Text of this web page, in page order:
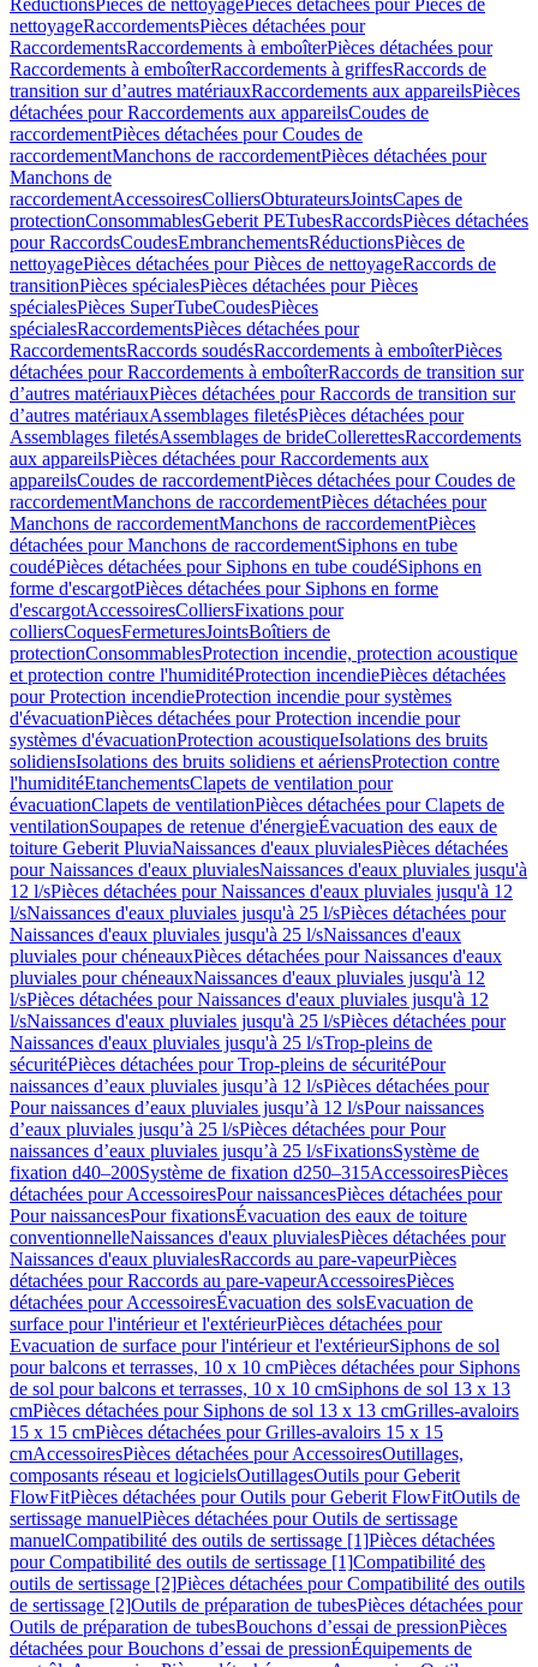
RéductionsPièces de nettoyagePièces détachées pour Pièces de
nettoyageRaccordementsPièces détachées pour
RaccordementsRaccordements à emboîterPièces détachées pour
Raccordements à emboîterRaccordements à griffesRaccords de
transition sur d’autres matériauxRaccordements aux appareilsPièces
détachées pour Raccordements aux appareilsCoudes de
raccordementPièces détachées pour Coudes de
raccordementManchons de raccordementPièces détachées pour
Manchons de
raccordementAccessoiresColliersObturateursJointsCapes de
protectionConsommablesGeberit PETubesRaccordsPièces détachées
pour RaccordsCoudesEmbranchementsRéductionsPièces de
nettoyagePièces détachées pour Pièces de nettoyageRaccords de
transitionPièces spécialesPièces détachées pour Pièces
spécialesPièces SuperTubeCoudesPièces
spécialesRaccordementsPièces détachées pour
RaccordementsRaccords soudésRaccordements à emboîterPièces
détachées pour Raccordements à emboîterRaccords de transition sur
d’autres matériauxPièces détachées pour Raccords de transition sur
d’autres matériauxAssemblages filetésPièces détachées pour
Assemblages filetésAssemblages de brideCollerettesRaccordements
aux appareilsPièces détachées pour Raccordements aux
appareilsCoudes de raccordementPièces détachées pour Coudes de
raccordementManchons de raccordementPièces détachées pour
Manchons de raccordementManchons de raccordementPièces
détachées pour Manchons de raccordementSiphons en tube
coudéPièces détachées pour Siphons en tube coudéSiphons en
forme d'escargotPièces détachées pour Siphons en forme
d'escargotAccessoiresColliersFixations pour
colliersCoquesFermeturesJointsBoîtiers de
protectionConsommablesProtection incendie, protection acoustique
et protection contre l'humiditéProtection incendiePièces détachées
pour Protection incendieProtection incendie pour systèmes
d'évacuationPièces détachées pour Protection incendie pour
systèmes d'évacuationProtection acoustiqueIsolations des bruits
solidiensIsolations des bruits solidiens et aériensProtection contre
l'humiditéEtanchementsClapets de ventilation pour
évacuationClapets de ventilationPièces détachées pour Clapets de
ventilationSoupapes de retenue d'énergieÉvacuation des eaux de
toiture Geberit PluviaNaissances d'eaux pluvialesPièces détachées
pour Naissances d'eaux pluvialesNaissances d'eaux pluviales jusqu'à
12 l/sPièces détachées pour Naissances d'eaux pluviales jusqu'à 12
l/sNaissances d'eaux pluviales jusqu'à 25 l/sPièces détachées pour
Naissances d'eaux pluviales jusqu'à 25 l/sNaissances d'eaux
pluviales pour chéneauxPièces détachées pour Naissances d'eaux
pluviales pour chéneauxNaissances d'eaux pluviales jusqu'à 12
l/sPièces détachées pour Naissances d'eaux pluviales jusqu'à 12
l/sNaissances d'eaux pluviales jusqu'à 25 l/sPièces détachées pour
Naissances d'eaux pluviales jusqu'à 25 l/sTrop-pleins de
sécuritéPièces détachées pour Trop-pleins de sécuritéPour
naissances d’eaux pluviales jusqu’à 12 l/sPièces détachées pour
Pour naissances d’eaux pluviales jusqu’à 12 l/sPour naissances
d’eaux pluviales jusqu’à 25 l/sPièces détachées pour Pour
naissances d’eaux pluviales jusqu’à 25 l/sFixationsSystème de
fixation d40–200Système de fixation d250–315AccessoiresPièces
détachées pour AccessoiresPour naissancesPièces détachées pour
Pour naissancesPour fixationsÉvacuation des eaux de toiture
conventionnelleNaissances d'eaux pluvialesPièces détachées pour
Naissances d'eaux pluvialesRaccords au pare-vapeurPièces
détachées pour Raccords au pare-vapeurAccessoiresPièces
détachées pour AccessoiresÉvacuation des solsEvacuation de
surface pour l'intérieur et l'extérieurPièces détachées pour
Evacuation de surface pour l'intérieur et l'extérieurSiphons de sol
pour balcons et terrasses, 10 x 10 cmPièces détachées pour Siphons
de sol pour balcons et terrasses, 10 x 10 cmSiphons de sol 13 x 13
cmPièces détachées pour Siphons de sol 13 x 13 cmGrilles-avaloirs
15 x 15 cmPièces détachées pour Grilles-avaloirs 15 x 15
cmAccessoiresPièces détachées pour AccessoiresOutillages,
composants réseau et logicielsOutillagesOutils pour Geberit
FlowFitPièces détachées pour Outils pour Geberit FlowFitOutils de
sertissage manuelPièces détachées pour Outils de sertissage
manuelCompatibilité des outils de sertissage [1]Pièces détachées
pour Compatibilité des outils de sertissage [1]Compatibilité des
outils de sertissage [2]Pièces détachées pour Compatibilité des outils
de sertissage [2]Outils de préparation de tubesPièces détachées pour
Outils de préparation de tubesBouchons d’essai de pressionPièces
détachées pour Bouchons d’essai de pressionÉquipements de